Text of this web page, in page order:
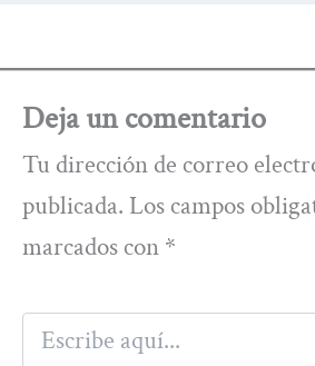
Deja un comentario
Tu dirección de correo
publicada. Los campos
marcados con *
Escribe
aquí...